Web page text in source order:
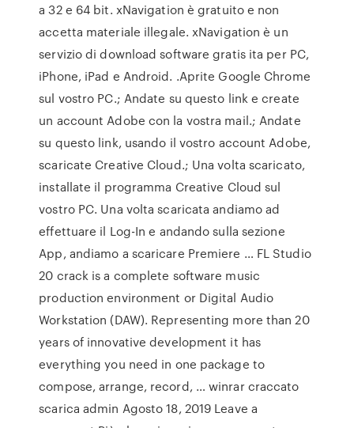
a 32 e 64 bit. xNavigation è gratuito e non
accetta materiale illegale. xNavigation è un
servizio di download software gratis ita per PC,
iPhone, iPad e Android. .Aprite Google Chrome
sul vostro PC.; Andate su questo link e create
un account Adobe con la vostra mail.; Andate
su questo link, usando il vostro account Adobe,
scaricate Creative Cloud.; Una volta scaricato,
installate il programma Creative Cloud sul
vostro PC. Una volta scaricata andiamo ad
effettuare il Log-In e andando sulla sezione
App, andiamo a scaricare Premiere … FL Studio
20 crack is a complete software music
production environment or Digital Audio
Workstation (DAW). Representing more than 20
years of innovative development it has
everything you need in one package to
compose, arrange, record, … winrar craccato
scarica admin Agosto 18, 2019 Leave a